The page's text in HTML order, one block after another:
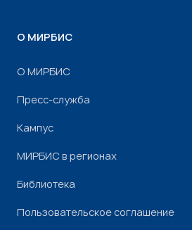
О МИРБИС
О МИРБИС
Пресс-служба
Кампус
МИРБИС в регионах
Библиотека
Пользовательское соглашение